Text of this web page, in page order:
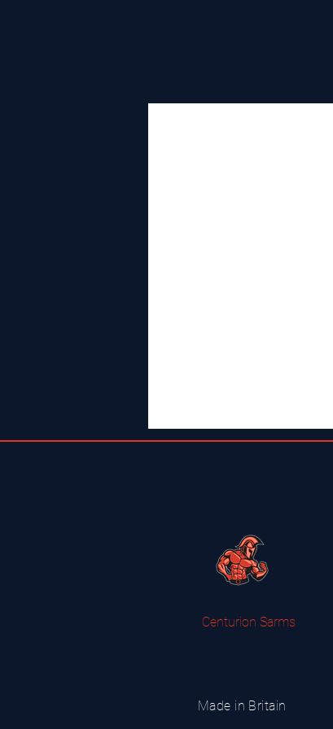
Centurion Sarms
Made in Britain